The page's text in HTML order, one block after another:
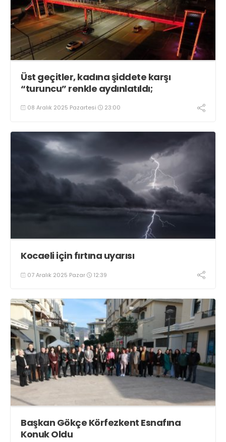
Üst geçitler, kadına şiddete karşı
“turuncu” renkle aydınlatıldı;
08 Aralık 2025 Pazartesi 23:00
Kocaeli için fırtına uyarısı
07 Aralık 2025 Pazar 12:39
Başkan Gökçe Körfezkent Esnafına
Konuk Oldu